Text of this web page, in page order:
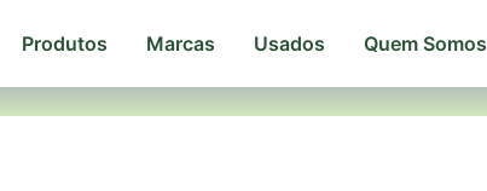
Produtos Marcas Usados Quem Somos